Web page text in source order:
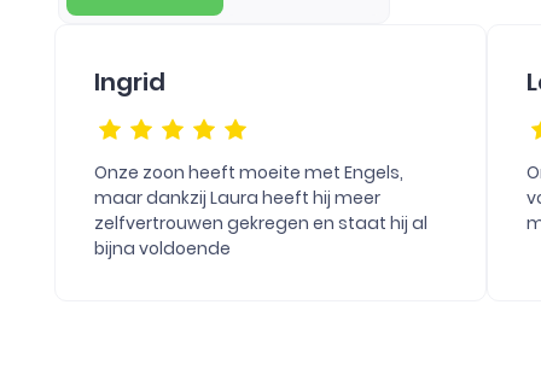
Ingrid
Onze zoon heeft moeite met Engels,
maar dankzij Laura heeft hij meer
zelfvertrouwen gekregen en staat hij al
bijna voldoende